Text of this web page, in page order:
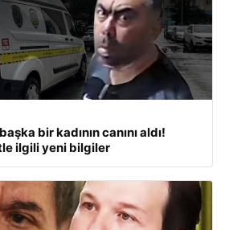
bir kadının canını aldı!
ilgili yeni bilgiler